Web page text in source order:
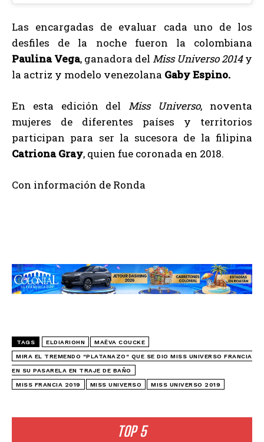
TOP 5
Las encargadas de evaluar cada uno de los
desfiles de la noche fueron la colombiana
Paulina Vega, ganadora del Miss Universo 2014y
la actriz y modelo venezolana Gaby Espino.
En esta edición delMiss Universo, noventa
mujeres de diferentes países y territorios
participan para ser la sucesora de la filipina
Catriona Gray, quien fue coronada en 2018.
Con información de Ronda
TAGS ELDIARIOHN MAËVA COUCKE
MIRA EL TREMENDO "PLATANAZO" QUE SE DIO MISS UNIVERSO FRANCIA
EN SU PASARELA EN TRAJE DE BAÑO
MISS FRANCIA 2019 MISS UNIVERSO MISS UNIVERSO 2019